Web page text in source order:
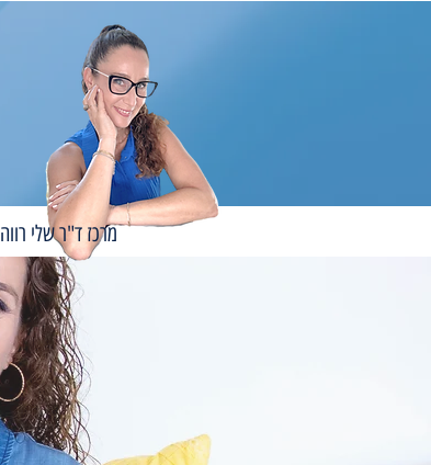
מרכז ד"ר שלי רווה